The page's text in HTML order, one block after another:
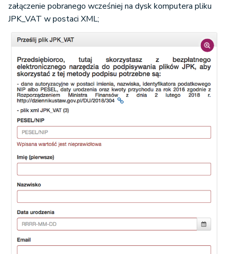
załączenie pobranego wcześniej na dysk komputera pliku
JPK_VAT w postaci XML;